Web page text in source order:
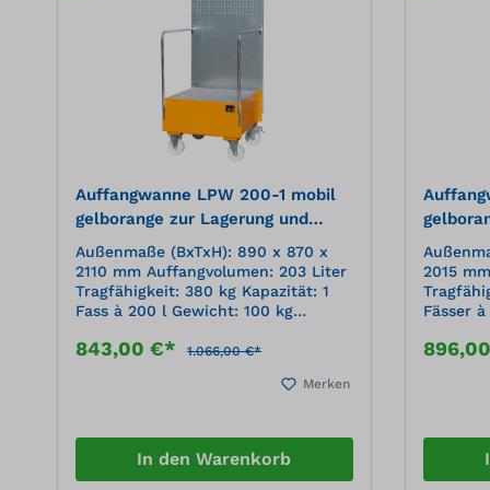
Auffangwanne LPW 200-1 mobil
gelborange zur Lagerung und
Transport von 200 l Fässern
Außenmaße (BxTxH): 890 x 870 x
2110 mm Auffangvolumen: 203 Liter
Tragfähigkeit: 380 kg Kapazität: 1
Fass à 200 l Gewicht: 100 kg
gelborangeMobiles, sicheres und
verschiedenen Verbrauchsstellen
Schiebegriffe Stabile, verzinkte
843,00 €* 1.066,00 €*
Merken
In den Warenkorb
2015
Fässer